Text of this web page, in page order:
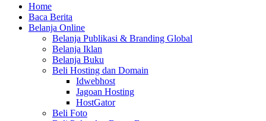
Home
Baca Berita
Belanja Online
Belanja Publikasi & Branding Global
Belanja Iklan
Belanja Buku
Beli Hosting dan Domain
Idwebhost
Jagoan Hosting
HostGator
Beli Foto